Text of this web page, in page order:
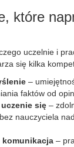
które
uczelnie i
się kilka
–
faktów od
się –
nauczyciela
komunikacja –